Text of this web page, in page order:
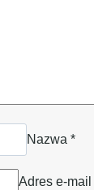
Nazwa *
Adres e-mail